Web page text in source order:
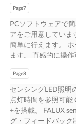
ミングを設定でき、
コント ローラ1台（
タイミング 照明1 照
端子を搭載 できる
で簡単に通信が エ
ます。 としても使
新型コネクタを採用
フトウェアを利用可
（12V仕様）も接続
FALUX sensing ＋対
ーズ（12V仕様、
す。 行え、配線数
替えするため設定時
能です。 できます。
時間）を登録可能 ■
ーケンス登録例（
SYNC4 出力4 前後
のような設定値を1
す。 ・ 点灯条件（
ピ1 レシピ2 … レシ
パターン） ・ 外部
１ 照明１ ・ PWM
Page7
PCソフトウェアで
アをご用意していま
簡単に行えます。
ます。 直感的に操
ウンと直接入力の両
条件 設定画面 設定
・ 調光値/発光幅 ・
灯制御シーケンス
制御シーケンス 設
Page8
センシングLED照明
点灯時間を参照可能
+を搭載。 FALUX
グ・フィードバック